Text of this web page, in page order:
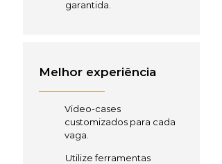
garantida.
Melhor experiência
Video-cases
customizados para cada
vaga.
Utilize ferramentas